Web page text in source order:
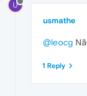
U
usmathe
@leocg
1 Reply